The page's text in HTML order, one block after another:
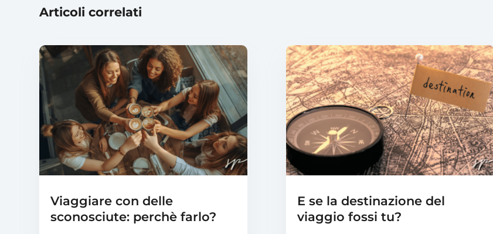
Articoli correlati
Viaggiare con delle
sconosciute: perchè farlo?
E se la destinazione del
viaggio fossi tu?